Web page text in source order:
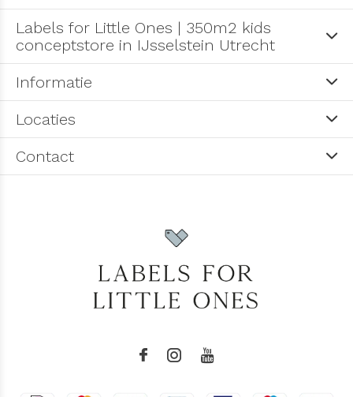
Labels for Little Ones | 350m2 kids
conceptstore in IJsselstein Utrecht
Informatie
Locaties
Contact